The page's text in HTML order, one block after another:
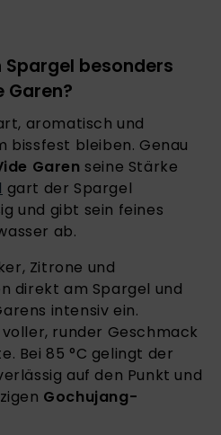
besonders
Garen?
aromatisch und
bissfest bleiben. Genau
Garen seine Stärke
gart der Spargel
und gibt sein feines
ab.
Zitrone und
direkt am Spargel und
intensiv ein.
runder Geschmack
Bei 85 °C gelingt der
auf den Punkt und
Gochujang-